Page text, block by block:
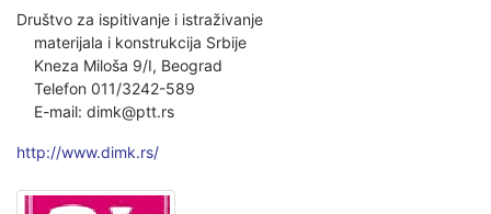
Društvo za ispitivanje i istraživanje
materijala i konstrukcija Srbije
Kneza Miloša 9/I, Beograd
Telefon 011/3242-589
E-mail: dimk@ptt.rs
http://www.dimk.rs/